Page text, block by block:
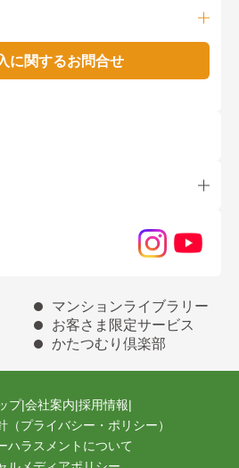
に関するお問合せ
マンションライブラリー
お客さま限定サービス
かたつむり倶楽部
プ|会社案内|採用情報|
（プライバシー・ポリシー）
ハラスメントについて